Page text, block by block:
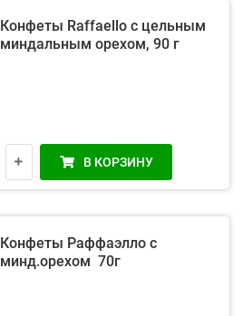
Конфеты Raffaello с цельным
миндальным орехом, 90 г
В КОРЗИНУ
Конфеты Раффаэлло с
минд.орехом 70г